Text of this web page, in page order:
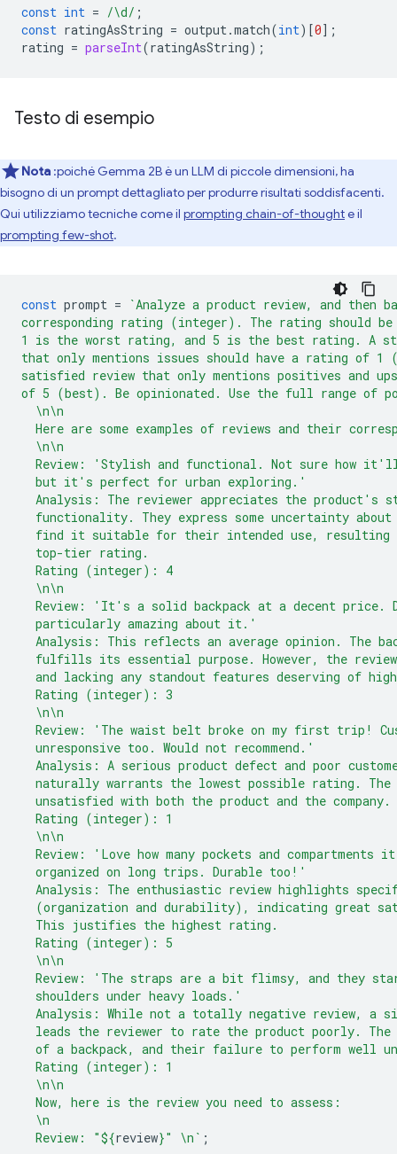
const int = /\d/ ;
const ratingAsString = output .match(int)[0];
rating = parseInt(ratingAsString);
Testo di esempio
Nota :poiché Gemma 2B è un LLM di piccole dimensioni, ha
bisogno di un prompt dettagliato per produrre risultati soddisfacenti.
Qui utilizziamo tecniche come il prompting chain-of-thoughte il
prompting few-shot.
const prompt =
`Analyze a product review, and then
corresponding rating (integer). The rating should be
1 is the worst rating, and 5 is the best rating. A
that only mentions issues should have a rating of 1
satisfied review that only mentions positives and
of 5 (best). Be opinionated. Use the full range of
  \n\n
Here are some examples of reviews and their
  \n\n
Review: 'Stylish and functional. Not sure how
  but it's perfect for urban exploring.'
Analysis: The reviewer appreciates the product's
functionality. They express some uncertainty
find it suitable for their intended use, resulting
  top-tier rating.
  Rating (integer): 4
  \n\n
Review: 'It's a solid backpack at a decent price.
  particularly amazing about it.'
Analysis: This reflects an average opinion. The
fulfills its essential purpose. However, the
and lacking any standout features deserving of
  Rating (integer): 3
  \n\n
Review: 'The waist belt broke on my first trip!
  unresponsive too. Would not recommend.'
Analysis: A serious product defect and poor
naturally warrants the lowest possible rating.
  unsatisfied with both the product and the company.
  Rating (integer): 1
  \n\n
Review: 'Love how many pockets and compartments
  organized on long trips. Durable too!'
Analysis: The enthusiastic review highlights
(organization and durability), indicating great
  This justifies the highest rating.
  Rating (integer): 5
  \n\n
Review: 'The straps are a bit flimsy, and they
  shoulders under heavy loads.'
Analysis: While not a totally negative review, a
leads the reviewer to rate the product poorly.
of a backpack, and their failure to perform well
  Rating (integer): 1
  \n\n
  Now, here is the review you need to assess:
  \n
  Review: "
${review}" \n` ;